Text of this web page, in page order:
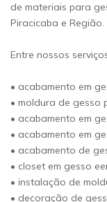
de materiais para
Piracicaba e Região.
Entre nossos
• acabamento em
• moldura de gesso
• acabamento em
• acabamento em
• acabamento de
• closet em gesso
• instalação de
• decoração de